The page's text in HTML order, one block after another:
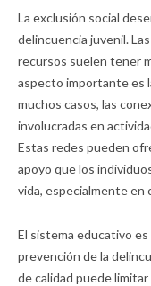
La exclusión social
delincuencia juvenil.
recursos suelen tener
aspecto importante es
muchos casos, las
involucradas en
Estas redes pueden
apoyo que los
vida, especialmente en
El sistema educativo
prevención de la
de calidad puede